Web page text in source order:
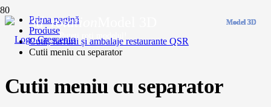
Prima pagină
Produse
Cutii, farfurii și ambalaje restaurante QSR
Cutii meniu cu separator
Cutii meniu cu separator
3d_rotation
Puteți roti modelul!
Model 3D
Model 3D
Model 3D
Model 3D
Model 3D
Model 3D
Model 3D
Model 3D
Model 3D
Model 3D